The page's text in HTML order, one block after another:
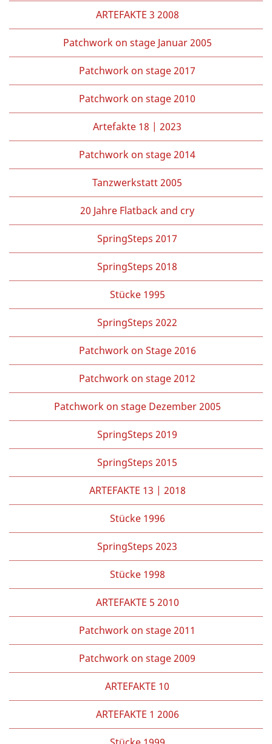
ARTEFAKTE 3 2008
Patchwork on stage Januar 2005
Patchwork on stage 2017
Patchwork on stage 2010
Artefakte 18 | 2023
Patchwork on stage 2014
Tanzwerkstatt 2005
20 Jahre Flatback and cry
SpringSteps 2017
SpringSteps 2018
Stücke 1995
SpringSteps 2022
Patchwork on Stage 2016
Patchwork on stage 2012
Patchwork on stage Dezember 2005
SpringSteps 2019
SpringSteps 2015
ARTEFAKTE 13 | 2018
Stücke 1996
SpringSteps 2023
Stücke 1998
ARTEFAKTE 5 2010
Patchwork on stage 2011
Patchwork on stage 2009
ARTEFAKTE 10
ARTEFAKTE 1 2006